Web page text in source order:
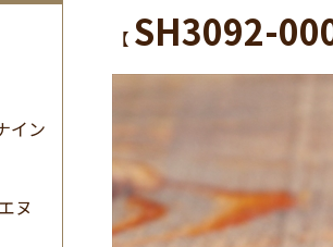
イン
ヌ
【 SH3092-